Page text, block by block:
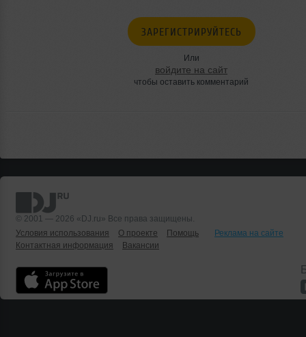
ЗАРЕГИСТРИРУЙТЕСЬ
Или
войдите на сайт
чтобы оставить комментарий
© 2001 — 2026 «DJ.ru» Все права защищены.
Условия использования
О проекте Помощь
Реклама на сайте
Контактная информация
Вакансии